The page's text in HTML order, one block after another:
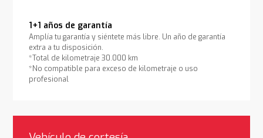
1+1 años de garantía
Amplía tu garantía y siéntete más libre. Un año de garantía
extra a tu disposición.
*Total de kilometraje 30.000 km
*No compatible para exceso de kilometraje o uso
profesional